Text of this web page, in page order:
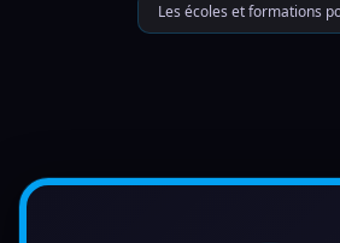
Les écoles et formations